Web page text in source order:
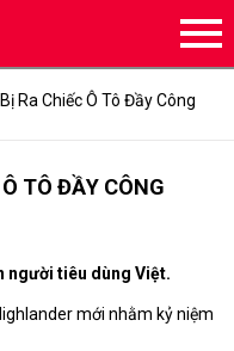
Ra Chiếc Ô Tô Đầy Công
TÔ ĐẦY CÔNG
người tiêu dùng Việt.
mới nhằm kỷ niệm